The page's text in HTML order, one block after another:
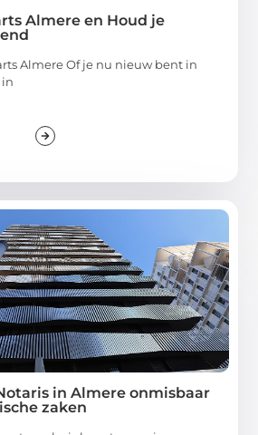
Almere en Houd je
Almere Of je nu nieuw bent in
in
in Almere onmisbaar
zaken